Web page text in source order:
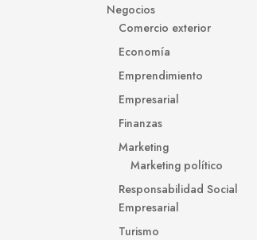
Negocios
Comercio exterior
Economía
Emprendimiento
Empresarial
Finanzas
Marketing
Marketing político
Responsabilidad Social
Empresarial
Turismo